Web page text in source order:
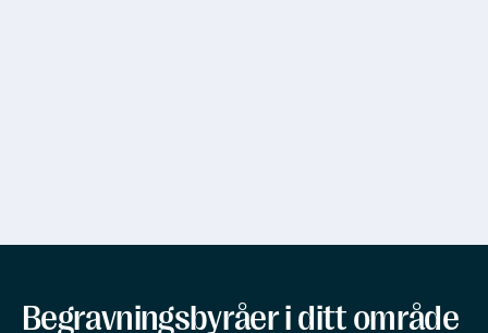
Begravningsbyråer i ditt område